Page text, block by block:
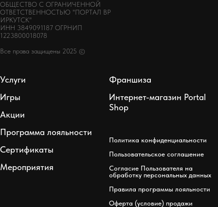
ОБЩЕСТВО С ОГРАНИЧЕННОЙ
ОТВЕТСТВЕННОСТЬЮ "ПОРТАЛ ВР
ИРКУТСК"
ИНН 3849091187 ОГРНИП
1223800018078
Все права защищены 2025 ©
Услуги
Игры
Акции
Программа лояльности
Сертификаты
Мероприятия
Франшиза
Интернет-магазин Portal
Shop
Политика конфиденциальности
Пользовательское соглашение
Согласие Пользователя на
обработку персональных данных
Правила программы лояльности
Оферта (условие) продажи